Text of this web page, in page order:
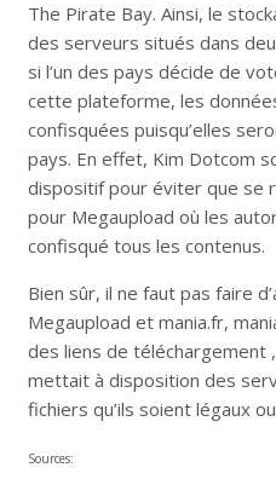
The Pirate Bay. Ainsi, le
des serveurs situés dans
si l’un des pays décide de
cette plateforme, les
confisquées puisqu’elles
pays. En effet, Kim Dotcom
dispositif pour éviter que se
pour Megaupload où les
confisqué tous les contenus.
Bien sûr, il ne faut pas faire
Megaupload et mania.fr,
des liens de téléchargement
mettait à disposition des
fichiers qu’ils soient légaux
Sources: